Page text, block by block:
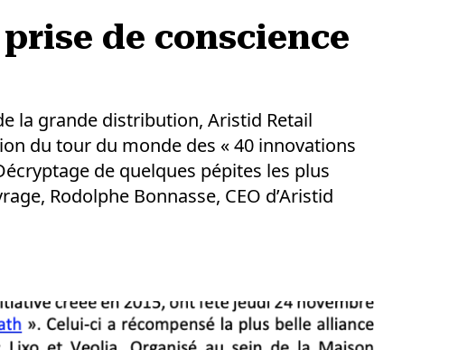
de conscience
la grande distribution, Aristid Retail
du tour du monde des « 40 innovations
de quelques pépites les plus
Rodolphe Bonnasse, CEO d’Aristid